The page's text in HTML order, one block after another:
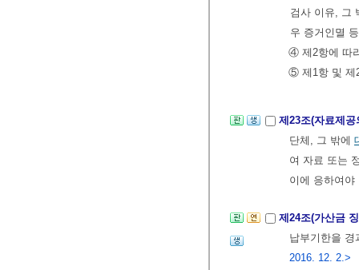
검사 이유, 그
우 증거인멸
④ 제2항에 따
⑤ 제1항 및 제
제23조(자료제
단체, 그 밖에
여 자료 또는
이에 응하여야
제24조(가산금
납부기한을
2016. 12. 2.>